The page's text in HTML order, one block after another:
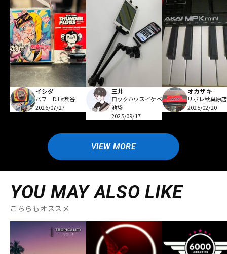
イシダ
パワーDJ's渋谷
2026/07/27
三井
ロックハウスイケベ
池袋
2025/09/17
オカザキ
リボレ秋葉原店
2025/02/20
VIEW MORE
YOU MAY ALSO LIKE
こちらもオススメ